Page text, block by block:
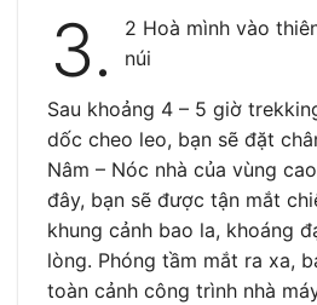
3.
2 Hoà mình vào
núi
Sau khoảng 4 – 5 giờ
dốc cheo leo, bạn sẽ đặt
Nâm – Nóc nhà của vùng
đây, bạn sẽ được tận mắt
khung cảnh bao la, khoáng
lòng. Phóng tầm mắt ra xa,
toàn cảnh công trình nhà